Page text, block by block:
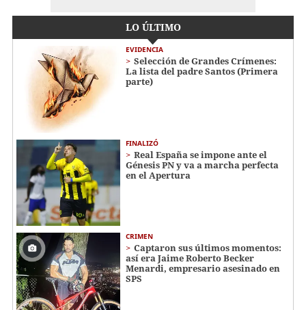
LO ÚLTIMO
EVIDENCIA
Selección de Grandes Crímenes:
La lista del padre Santos (Primera
parte)
FINALIZÓ
Real España se impone ante el
Génesis PN y va a marcha perfecta
en el Apertura
CRIMEN
Captaron sus últimos momentos:
así era Jaime Roberto Becker
Menardi​​​, empresario asesinado en
SPS